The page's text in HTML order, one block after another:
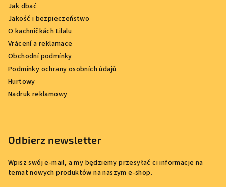
Jak dbać
Jakość i bezpieczeństwo
O kachničkách Lilalu
Vrácení a reklamace
Obchodní podmínky
Podmínky ochrany osobních údajů
Hurtowy
Nadruk reklamowy
Odbierz newsletter
Wpisz swój e-mail, a my będziemy przesyłać ci informacje na
temat nowych produktów na naszym e-shop.